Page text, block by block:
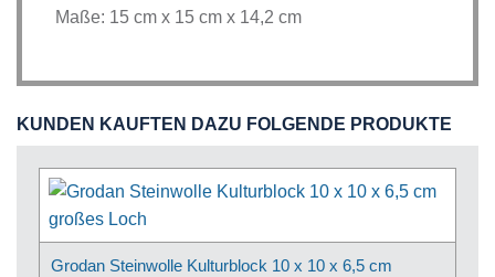
Maße: 15 cm x 15 cm x 14,2 cm
KUNDEN KAUFTEN DAZU FOLGENDE PRODUKTE
Grodan Steinwolle Kulturblock 10 x 10 x 6,5 cm